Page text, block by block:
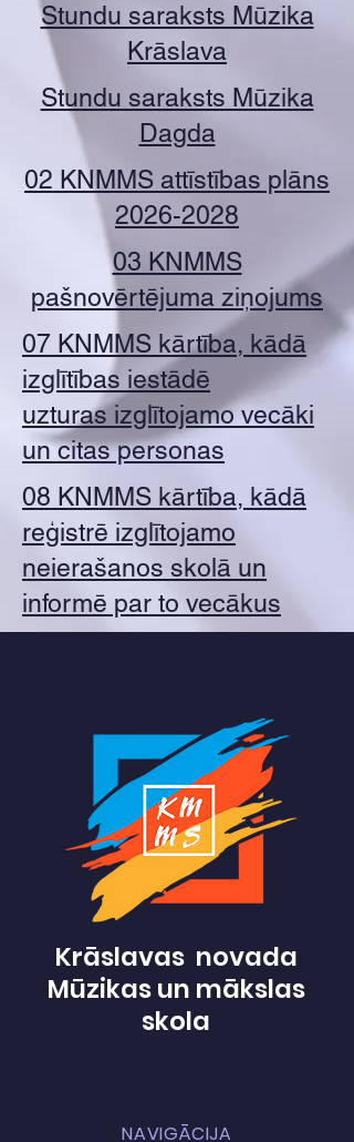
Stundu saraksts Mūzika
Krāslava
Stundu saraksts Mūzika
Dagda
02 KNMMS attīstības plāns
2026-2028
03 KNMMS
pašnovērtējuma ziņojums
07 KNMMS kārtība, kādā
izglītības iestādē
uzturas izglītojamo vecāki
un citas personas
08 KNMMS kārtība, kādā
reģistrē izglītojamo
neierašanos skolā un
informē par to vecākus
Krāslavas novada
Mūzikas un mākslas
skola
NAVIGĀCIJA